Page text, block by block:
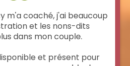
m'a coaché, j'ai beaucoup
et les nons-dits
dans mon couple.
et présent pour